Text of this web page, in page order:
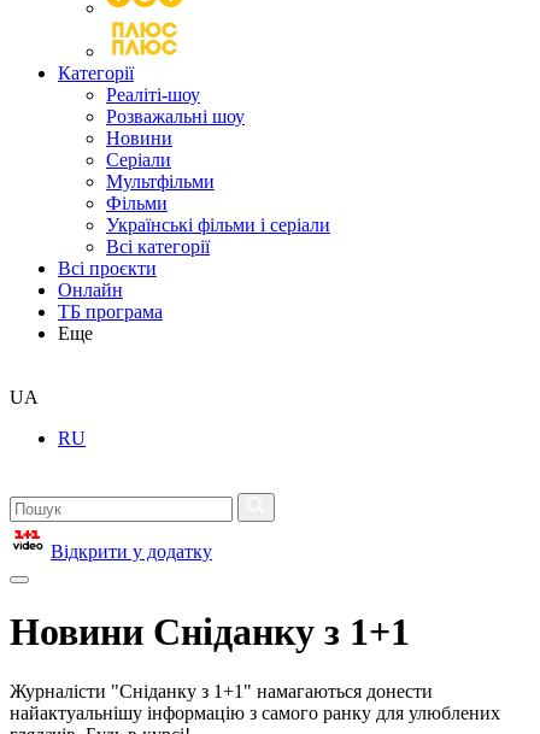
Категорії
Реаліті-шоу
Розважальні шоу
Новини
Серіали
Мультфільми
Фільми
Українські фільми і серіали
Всі категорії
Всі проєкти
Онлайн
ТБ програма
Еще
UA
RU
Відкрити у додатку
Новини Сніданку з 1+1
Журналісти "Сніданку з 1+1" намагаються донести
найактуальнішу інформацію з самого ранку для улюблених